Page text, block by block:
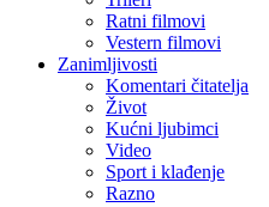
Ratni filmovi
Vestern filmovi
Zanimljivosti
Komentari čitatelja
Život
Kućni ljubimci
Video
Sport i klađenje
Razno